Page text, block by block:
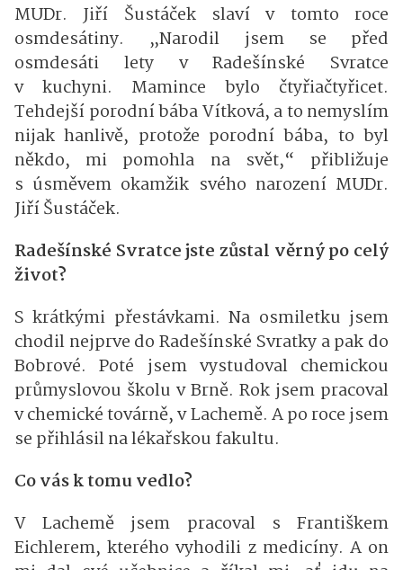
MUDr. Jiří Šustáček slaví v tomto roce
osmdesátiny. „Narodil jsem se před
osmdesáti lety v Radešínské Svratce
v kuchyni. Mamince bylo čtyřiačtyřicet.
Tehdejší porodní bába Vítková, a to nemyslím
nijak hanlivě, protože porodní bába, to byl
někdo, mi pomohla na svět,“ přibližuje
s úsměvem okamžik svého narození MUDr.
Jiří Šustáček.
Radešínské Svratce jste zůstal věrný po celý
život?
S krátkými přestávkami. Na osmiletku jsem
chodil nejprve do Radešínské Svratky a pak do
Bobrové. Poté jsem vystudoval chemickou
průmyslovou školu v Brně. Rok jsem pracoval
v chemické továrně, v Lachemě. A po roce jsem
se přihlásil na lékařskou fakultu.
Co vás k tomu vedlo?
V Lachemě jsem pracoval s Františkem
Eichlerem, kterého vyhodili z medicíny. A on